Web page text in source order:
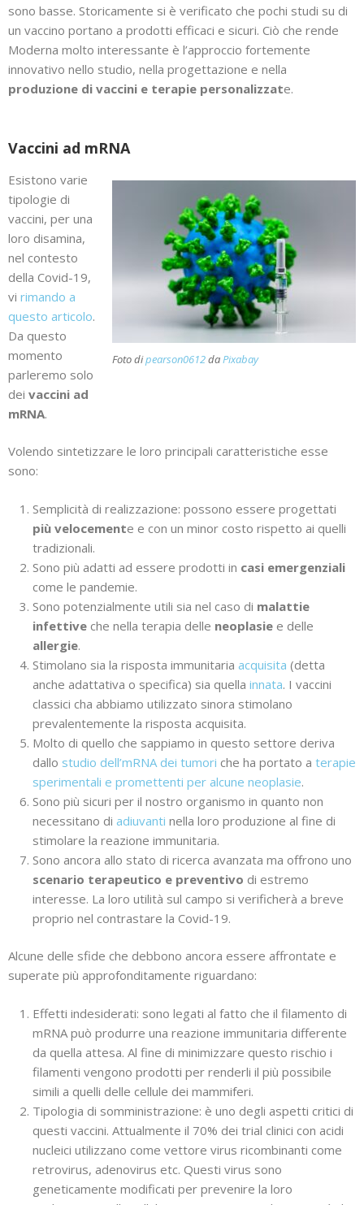
sono basse. Storicamente si è verificato che pochi studi su di
un vaccino portano a prodotti efficaci e sicuri. Ciò che rende
Moderna molto interessante è l’approccio fortemente
innovativo nello studio, nella progettazione e nella
produzione di vaccini e terapie personalizzate.
Vaccini ad mRNA
Foto dipearson0612daPixabay
Esistono varie
tipologie di
vaccini, per una
loro disamina,
nel contesto
della Covid-19,
vi rimando a
questo articolo.
Da questo
momento
parleremo solo
dei vaccini ad
mRNA.
Volendo sintetizzare le loro principali caratteristiche esse
sono:
Semplicità di realizzazione: possono essere progettati
più velocemente e con un minor costo rispetto ai quelli
tradizionali.
Sono più adatti ad essere prodotti in casi emergenziali
come le pandemie.
Sono potenzialmente utili sia nel caso di malattie
infettive che nella terapia delle neoplasie e delle
allergie.
Stimolano sia la risposta immunitaria acquisita (detta
anche adattativa o specifica) sia quella innata. I vaccini
classici cha abbiamo utilizzato sinora stimolano
prevalentemente la risposta acquisita.
Molto di quello che sappiamo in questo settore deriva
dallo studio dell’mRNA dei tumori che ha portato a terapie
sperimentali e promettenti per alcune neoplasie.
Sono più sicuri per il nostro organismo in quanto non
necessitano di adiuvanti nella loro produzione al fine di
stimolare la reazione immunitaria.
Sono ancora allo stato di ricerca avanzata ma offrono uno
scenario terapeutico e preventivo di estremo
interesse. La loro utilità sul campo si verificherà a breve
proprio nel contrastare la Covid-19.
Alcune delle sfide che debbono ancora essere affrontate e
superate più approfonditamente riguardano:
Effetti indesiderati: sono legati al fatto che il filamento di
mRNA può produrre una reazione immunitaria differente
da quella attesa. Al fine di minimizzare questo rischio i
filamenti vengono prodotti per renderli il più possibile
simili a quelli delle cellule dei mammiferi.
Tipologia di somministrazione: è uno degli aspetti critici di
questi vaccini. Attualmente il 70% dei trial clinici con acidi
nucleici utilizzano come vettore virus ricombinanti come
retrovirus, adenovirus etc. Questi virus sono
geneticamente modificati per prevenire la loro